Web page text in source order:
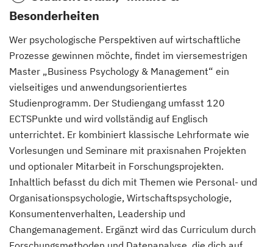
Besonderheiten
Wer psychologische Perspektiven auf wirtschaftliche
Prozesse gewinnen möchte, findet im viersemestrigen
Master „Business Psychology & Management“ ein
vielseitiges und anwendungsorientiertes
Studienprogramm. Der Studiengang umfasst 120
ECTSPunkte und wird vollständig auf Englisch
unterrichtet. Er kombiniert klassische Lehrformate wie
Vorlesungen und Seminare mit praxisnahen Projekten
und optionaler Mitarbeit in Forschungsprojekten.
Inhaltlich befasst du dich mit Themen wie Personal- und
Organisationspsychologie, Wirtschaftspsychologie,
Konsumentenverhalten, Leadership und
Changemanagement. Ergänzt wird das Curriculum durch